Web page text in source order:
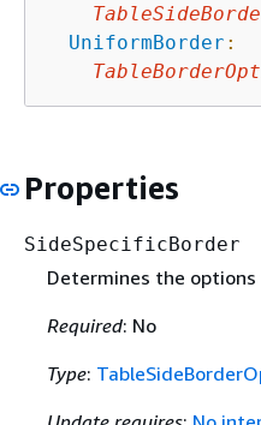
UniformBorder :
Properties
SideSpecificBorder
Determines the
Required: No
Type: